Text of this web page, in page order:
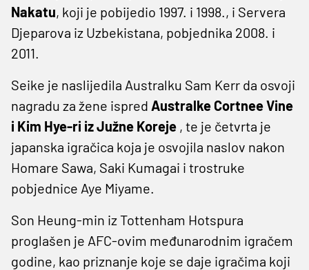
Nakatu, koji je pobijedio 1997. i 1998., i Servera
Djeparova iz Uzbekistana, pobjednika 2008. i
2011.
Seike je naslijedila Australku Sam Kerr da osvoji
nagradu za žene ispred Australke Cortnee Vine
i Kim Hye-ri iz Južne Koreje , te je četvrta je
japanska igračica koja je osvojila naslov nakon
Homare Sawa, Saki Kumagai i trostruke
pobjednice Aye Miyame.
Son Heung-min iz Tottenham Hotspura
proglašen je AFC-ovim međunarodnim igračem
godine, kao priznanje koje se daje igračima koji